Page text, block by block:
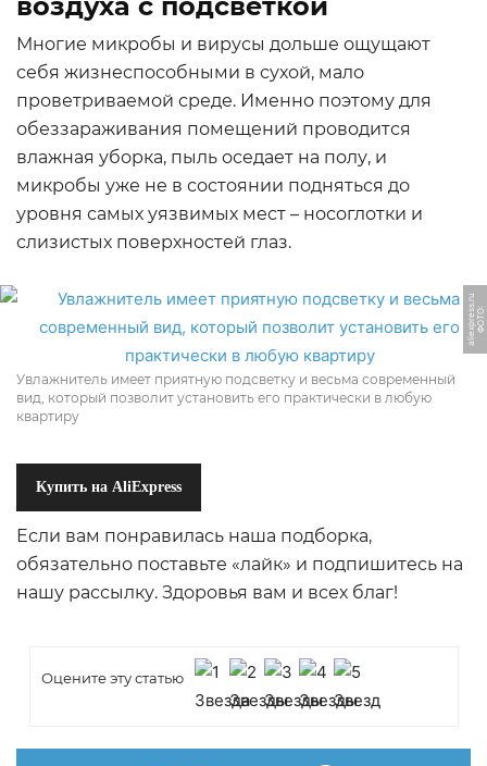
Многие микробы и вирусы дольше ощущают
себя жизнеспособными в сухой, мало
проветриваемой среде. Именно поэтому для
обеззараживания помещений проводится
влажная уборка, пыль оседает на полу, и
микробы уже не в состоянии подняться до
уровня самых уязвимых мест – носоглотки и
слизистых поверхностей глаз.
Ф
О
Т
О:
ali
e
x
p
r
e
s
s.
r
u
Увлажнитель имеет приятную подсветку и весьма современный
вид, который позволит установить его практически в любую
квартиру
Купить на AliExpress
Если вам понравилась наша подборка,
обязательно поставьте «лайк» и подпишитесь на
нашу рассылку. Здоровья вам и всех благ!
Оцените эту статью